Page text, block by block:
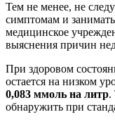
Тем не менее, не
симптомам и
медицинское
выяснения причин
При здоровом
остается на низком
0,083 ммоль на литр.
обнаружить при